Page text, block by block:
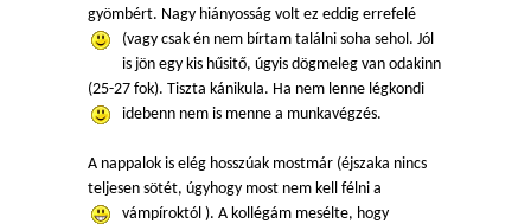
gyömbért. Nagy hiányosság volt ez eddig errefelé
(vagy csak én nem bírtam találni soha sehol. Jól
is jön egy kis hűsitő, úgyis dögmeleg van odakinn
(25-27 fok). Tiszta kánikula. Ha nem lenne légkondi
idebenn nem is menne a munkavégzés.
A nappalok is elég hosszúak mostmár (éjszaka nincs
teljesen sötét, úgyhogy most nem kell félni a
vámpíroktól ). A kollégám mesélte, hogy